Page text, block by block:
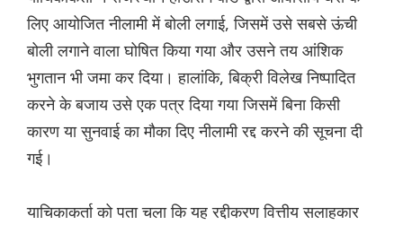
लिए आयोजित नीलामी में बोली लगाई, जिसमें उसे सबसे ऊंची
बोली लगाने वाला घोषित किया गया और उसने तय आंशिक
भुगतान भी जमा कर दिया। हालांकि, बिक्री विलेख निष्पादित
करने के बजाय उसे एक पत्र दिया गया जिसमें बिना किसी
कारण या सुनवाई का मौका दिए नीलामी रद्द करने की सूचना दी
गई।
याचिकाकर्ता को पता चला कि यह रद्दीकरण वित्तीय सलाहकार